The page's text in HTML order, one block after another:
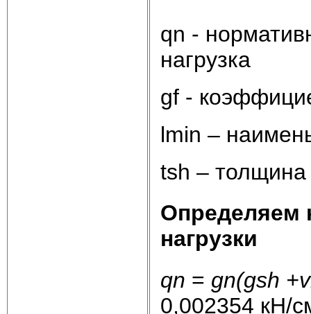
qn -
нагрузка
gf -
lmin –
tsh – толщина
нагрузки
qn = gn(gsh +
0,002354 кН/